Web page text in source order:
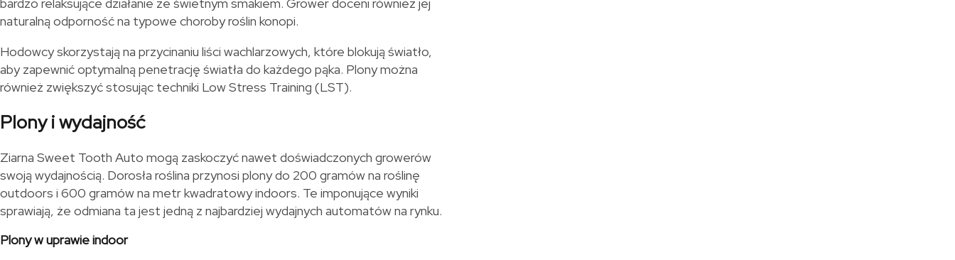
bardzo relaksujące działanie ze świetnym smakiem. Grower doceni również jej
naturalną odporność na typowe choroby roślin konopi.
Hodowcy skorzystają na przycinaniu liści wachlarzowych, które blokują światło,
aby zapewnić optymalną penetrację światła do każdego pąka. Plony można
również zwiększyć stosując techniki Low Stress Training (LST).
Plony i wydajność
Ziarna Sweet Tooth Auto mogą zaskoczyć nawet doświadczonych growerów
swoją wydajnością. Dorosła roślina przynosi plony do 200 gramów na roślinę
outdoors i 600 gramów na metr kwadratowy indoors. Te imponujące wyniki
sprawiają, że odmiana ta jest jedną z najbardziej wydajnych automatów na rynku.
Plony w uprawie indoor